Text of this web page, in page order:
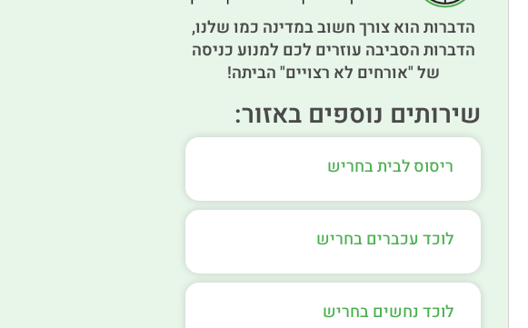
הדברות הוא צורך חשוב במדינה כמו שלנו,
הדברות הסביבה עוזרים לכם למנוע כניסה
של "אורחים לא רצויים" הביתה!
שירותים נוספים באזור:
ריסוס לבית בחריש
לוכד עכברים בחריש
לוכד נחשים בחריש